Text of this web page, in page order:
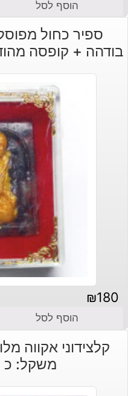
הוסף לסל
ספיר כחול
בודהה + קופסה מהודרת
₪180
הוסף לסל
קלצידוני אקווה
משקל: כ 9 קרט יחידה